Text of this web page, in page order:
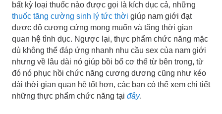
bất kỳ loại thuốc nào được gọi là kích dục cả, những
thuốc tăng cường sinh lý tức thời giúp nam giới đạt
được độ cương cứng mong muốn và tăng thời gian
quan hệ tình dục. Ngược lại, thực phẩm chức năng mặc
dù không thể đáp ứng nhanh nhu cầu sex của nam giới
nhưng về lâu dài nó giúp bồi bổ cơ thể từ bên trong, từ
đó nó phục hồi chức năng cương dương cũng như kéo
dài thời gian quan hệ tốt hơn, các bạn có thể xem chi tiết
những thực phẩm chức năng tại đây.